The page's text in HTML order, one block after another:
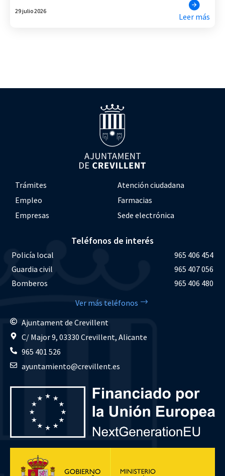
29 julio 2026
Leer más
Trámites
Atención ciudadana
Empleo
Farmacias
Empresas
Sede electrónica
Teléfonos de interés
Policía local
965 406 454
Guardia civil
965 407 056
Bomberos
965 406 480
Ver más teléfonos
Ajuntament de Crevillent
C/ Major 9, 03330 Crevillent, Alicante
965 401 526
ayuntamiento@crevillent.es